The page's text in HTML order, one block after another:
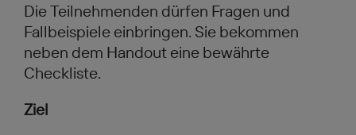
Die Teilnehmenden dürfen Fragen und
Fallbeispiele einbringen. Sie bekommen
neben dem Handout eine bewährte
Checkliste.
Ziel